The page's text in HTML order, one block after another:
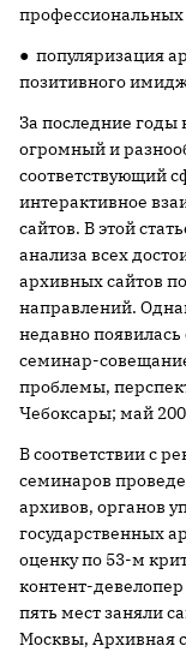
● популяризация
позитивного
За последние
огромный и
соответствующий
интерактивное
сайтов. В этой
анализа всех
архивных сайтов
направлений.
недавно
семинар-
проблемы,
Чебоксары; май
В соответствии с
семинаров
архивов, органов
государственных
оценку по 53-м
контент-
пять мест заняли
Москвы, Архивная